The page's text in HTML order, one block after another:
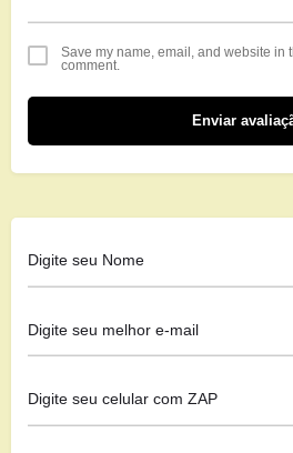
Save my name, email, and website in
comment.
Enviar